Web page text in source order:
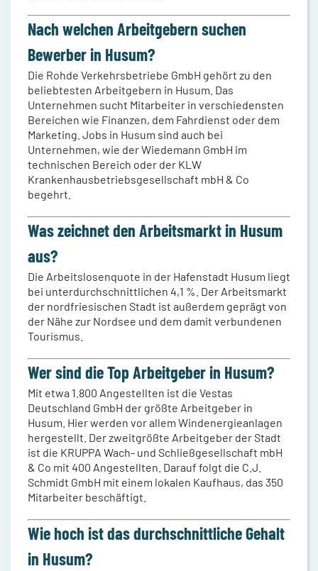
Nach welchen Arbeitgebern suchen
Bewerber in Husum?
Die Rohde Verkehrsbetriebe GmbH gehört zu den
beliebtesten Arbeitgebern in Husum. Das
Unternehmen sucht Mitarbeiter in verschiedensten
Bereichen wie Finanzen, dem Fahrdienst oder dem
Marketing. Jobs in Husum sind auch bei
Unternehmen, wie der Wiedemann GmbH im
technischen Bereich oder der KLW
Krankenhausbetriebsgesellschaft mbH & Co
begehrt.
Was zeichnet den Arbeitsmarkt in Husum
aus?
Die Arbeitslosenquote in der Hafenstadt Husum liegt
bei unterdurchschnittlichen 4,1 %. Der Arbeitsmarkt
der nordfriesischen Stadt ist außerdem geprägt von
der Nähe zur Nordsee und dem damit verbundenen
Tourismus.
Wer sind die Top Arbeitgeber in Husum?
Mit etwa 1.800 Angestellten ist die Vestas
Deutschland GmbH der größte Arbeitgeber in
Husum. Hier werden vor allem Windenergieanlagen
hergestellt. Der zweitgrößte Arbeitgeber der Stadt
ist die KRUPPA Wach- und Schließgesellschaft mbH
& Co mit 400 Angestellten. Darauf folgt die C.J.
Schmidt GmbH mit einem lokalen Kaufhaus, das 350
Mitarbeiter beschäftigt.
Wie hoch ist das durchschnittliche Gehalt
in Husum?